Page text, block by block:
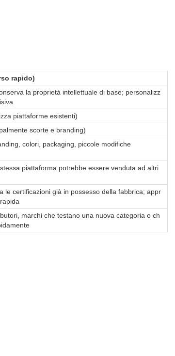
rapido)
la proprietà intellettuale di base; personalizz
piattaforme esistenti)
scorte e branding)
colori, packaging, piccole modifiche
piattaforma potrebbe essere venduta ad altri
le certificazioni già in possesso della fabbrica; appr
marchi che testano una nuova categoria o ch